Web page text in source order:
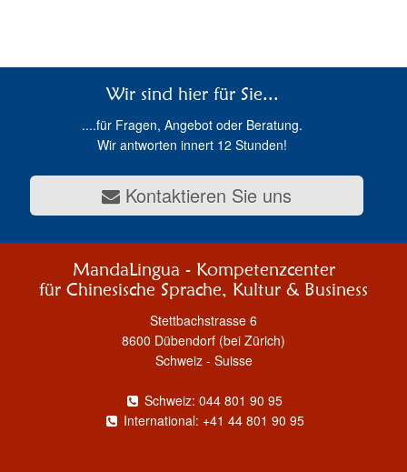
Wir sind hier für Sie...
....für Fragen, Angebot oder Beratung.
Wir antworten innert 12 Stunden!
Kontaktieren Sie uns
MandaLingua - Kompetenzcenter
für Chinesische Sprache, Kultur & Business
Stettbachstrasse 6
8600 Dübendorf (bei Zürich)
Schweiz - Suisse
Schweiz: 044 801 90 95
International: +41 44 801 90 95